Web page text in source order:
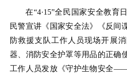
在“4·15”全民国家安全教育
民警宣讲《国家安全法》《反间
防救援支队工作人员现场开展
器、消防安全护罩等用品的正确
工作人员发放《守护生物安全